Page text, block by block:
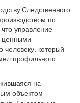
Следственного
по
управление
ценными
человеку, который
профильного
на
объектом